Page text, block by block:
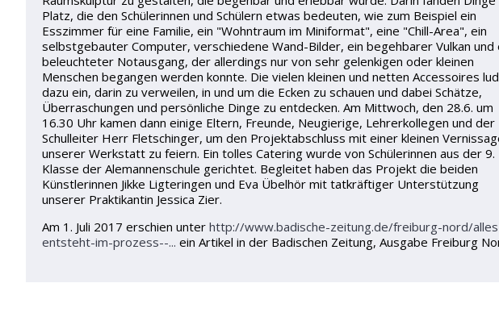
Platz, die den Schülerinnen und Schülern etwas bedeuten, wie zum Beispiel ein
Esszimmer für eine Familie, ein "Wohntraum im Miniformat", eine "Chill-Area", ein
selbstgebauter Computer, verschiedene Wand-Bilder, ein begehbarer Vulkan und
beleuchteter Notausgang, der allerdings nur von sehr gelenkigen oder kleinen
Menschen begangen werden konnte. Die vielen kleinen und netten Accessoires
dazu ein, darin zu verweilen, in und um die Ecken zu schauen und dabei Schätze,
Überraschungen und persönliche Dinge zu entdecken. Am Mittwoch, den 28.6. um
16.30 Uhr kamen dann einige Eltern, Freunde, Neugierige, Lehrerkollegen und der
Schulleiter Herr Fletschinger, um den Projektabschluss mit einer kleinen
unserer Werkstatt zu feiern. Ein tolles Catering wurde von Schülerinnen aus der 9.
Klasse der Alemannenschule gerichtet. Begleitet haben das Projekt die beiden
Künstlerinnen Jikke Ligteringen und Eva Übelhör mit tatkräftiger Unterstützung
unserer Praktikantin Jessica Zier.
Am 1. Juli 2017 erschien unter http://www.badische-zeitung.de/freiburg-nord/
entsteht-im-prozess--... ein Artikel in der Badischen Zeitung, Ausgabe Freiburg